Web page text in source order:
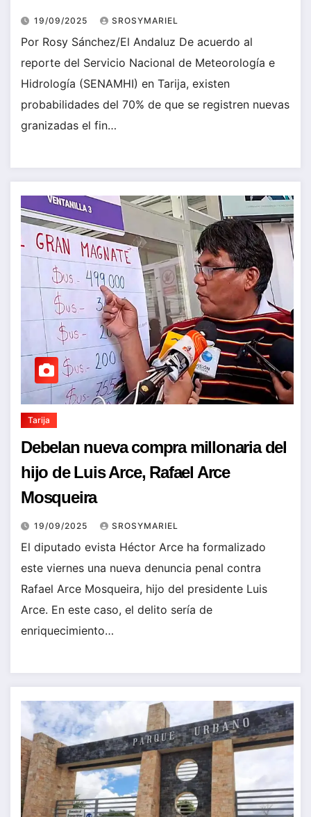
19/09/2025 SROSYMARIEL
Por Rosy Sánchez/El Andaluz De acuerdo al
reporte del Servicio Nacional de Meteorología e
Hidrología (SENAMHI) en Tarija, existen
probabilidades del 70% de que se registren nuevas
granizadas el fin…
Tarija
Debelan nueva compra millonaria del
hijo de Luis Arce, Rafael Arce
Mosqueira
19/09/2025 SROSYMARIEL
El diputado evista Héctor Arce ha formalizado
este viernes una nueva denuncia penal contra
Rafael Arce Mosqueira, hijo del presidente Luis
Arce. En este caso, el delito sería de
enriquecimiento…